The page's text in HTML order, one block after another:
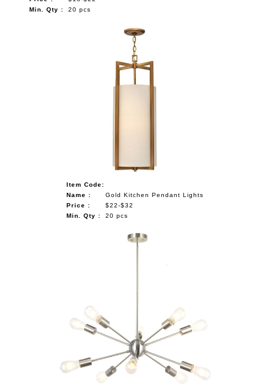
Min. Qty :
20 pcs
Item Code:
Name :
Gold Kitchen Pendant Lights
Price :
$22-$32
Min. Qty :
20 pcs